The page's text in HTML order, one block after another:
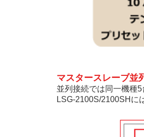
マスタースレーブ並
並列接続では同一機種
LSG-2100S/2100SHに